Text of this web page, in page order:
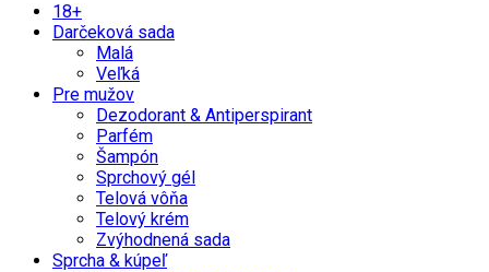
18+
Darčeková sada
Malá
Veľká
Pre mužov
Dezodorant & Antiperspirant
Parfém
Šampón
Sprchový gél
Telová vôňa
Telový krém
Zvýhodnená sada
Sprcha & kúpeľ